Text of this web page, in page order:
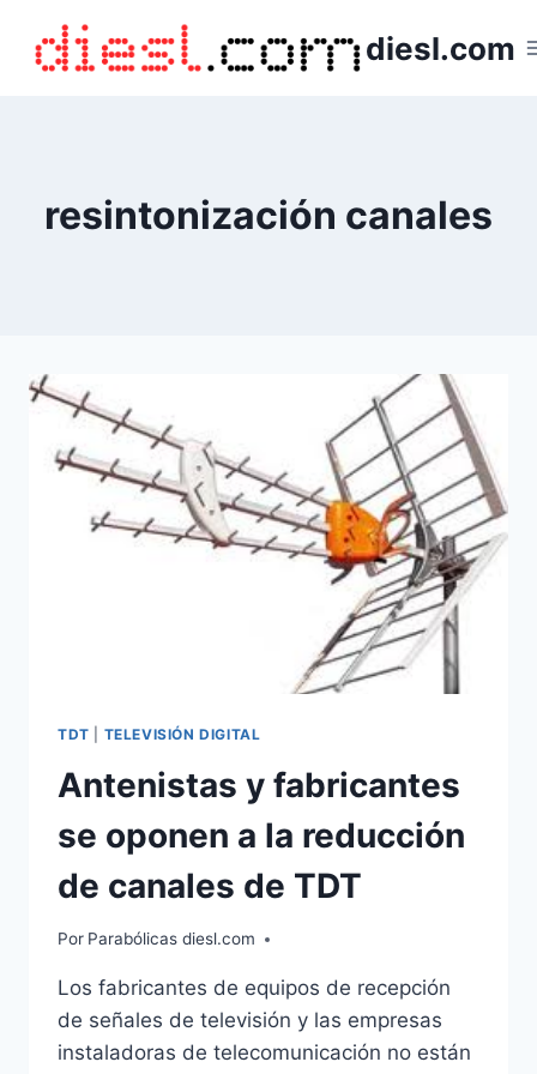
contenido
diesl.com
resintonización canales
TDT TELEVISIÓN DIGITAL
Antenistas y fabricantes
se oponen a la reducción
de canales de TDT
Por Parabólicas diesl.com
Los fabricantes de equipos de recepción
de señales de televisión y las empresas
instaladoras de telecomunicación no están